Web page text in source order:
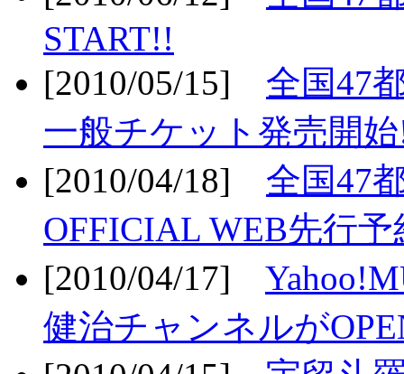
START!!
[2010/05/15] 全国47
一般チケット発売開
[2010/04/18] 全国47
OFFICIAL WEB先行
[2010/04/17]
健治チャンネルが